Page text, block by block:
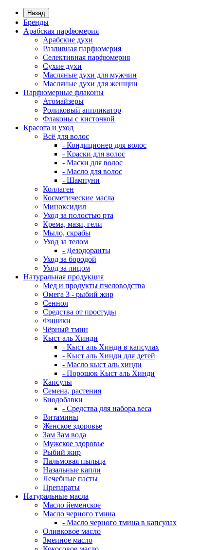
Назад
Бренды
Арабская парфюмерия
Арабские духи
Разливная парфюмерия
Селективная парфюмерия
Сухие духи
Масляные духи для мужчин
Масляные духи для женщин
Парфюмерные флаконы
Атомайзеры
Роликовый аппликатор
Флаконы с кисточкой
Красота и уход
Всё для волос
- Кондиционер для волос
- Краски для волос
- Маски для волос
- Масло для волос
- Шампуни
Коллаген
Косметические масла
Миноксидил
Уход за полостью рта
Крема, мази, гели
Мыло, скрабы
Уход за телом
- Дезодоранты
Уход за бородой
Уход за лицом
Натуральная продукция
Мед и продукты пчеловодства
Омега 3 - рыбий жир
Сеннол
Средства от простуды
Финики
Чёрный тмин
Кыст аль Хинди
- Кыст аль Хинди в капсулах
- Кыст аль Хинди для детей
- Масло кыст аль хинди
- Порошок Кыст аль Хинди
Капсулы
Семена, растения
Биодобавки
- Средства для набора веса
Витамины
Женское здоровье
Зам Зам вода
Мужское здоровье
Рыбий жир
Пальмовая пыльца
Назальные капли
Лечебные пасты
Препараты
Натуральные масла
Масло йеменское
Масло черного тмина
- Масло черного тмина в капсулах
Оливковое масло
Змеиное масло